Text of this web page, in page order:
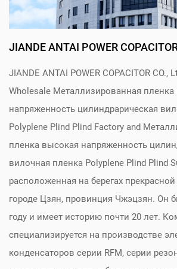
JIANDE ANTAI POWER
JIANDE ANTAI POWER COPACITOR CO.,
Wholesale Металлизированная пленка
напряженность цилиндрарическая
Polyplene Plind Plind Factory and
пленка высокая напряженность
вилочная пленка Polyplene Plind Plind
расположенная на берегах
городе Цзян, провинция Чжэцзян. Он
году и имеет историю почти 20 лет.
специализируется на производстве
конденсаторов серии RFM, серии